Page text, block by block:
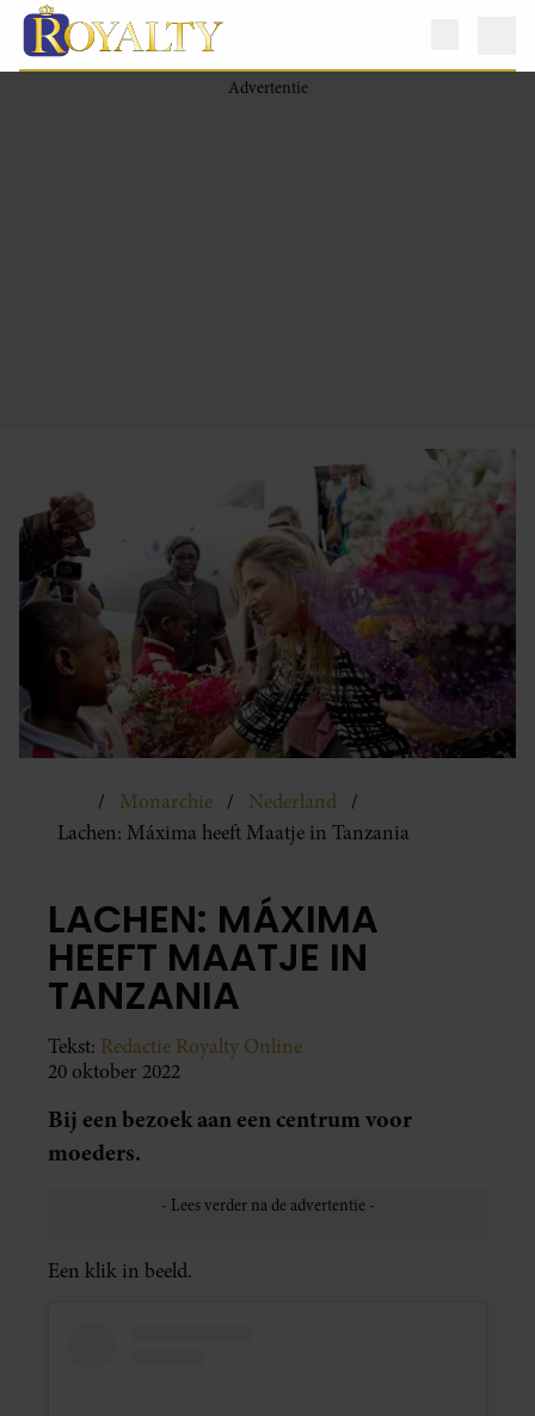
Monarchie
Nederland
Lachen: Máxima heeft Maatje in Tanzania
LACHEN: MÁXIMA
HEEFT MAATJE IN
TANZANIA
Tekst: Redactie Royalty Online
20 oktober 2022
Bij een bezoek aan een centrum voor
moeders.
Een klik in beeld.